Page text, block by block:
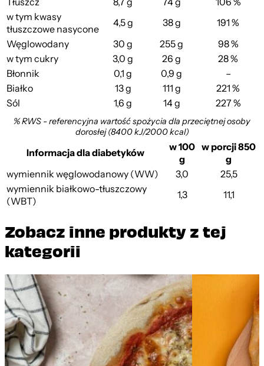
w tym kwasy
tłuszczowe nasycone
4,5 g 38 g
191 %
Węglowodany
30 g 255 g
98 %
w tym cukry
3,0 g 26 g
28 %
Błonnik
0,1 g 0,9 g
–
Białko
13 g 111 g
221 %
Sól
1,6 g 14 g 227 %
% RWS - referencyjna wartość spożycia dla przeciętnej osoby
dorosłej (8400 kJ/2000 kcal)
Informacja dla diabetyków
w 100
g
w porcji 850
g
wymiennik węglowodanowy (WW)
3,0
25,5
wymiennik białkowo-tłuszczowy
(WBT)
1,3 11,1
Zobacz inne produkty z tej
kategorii